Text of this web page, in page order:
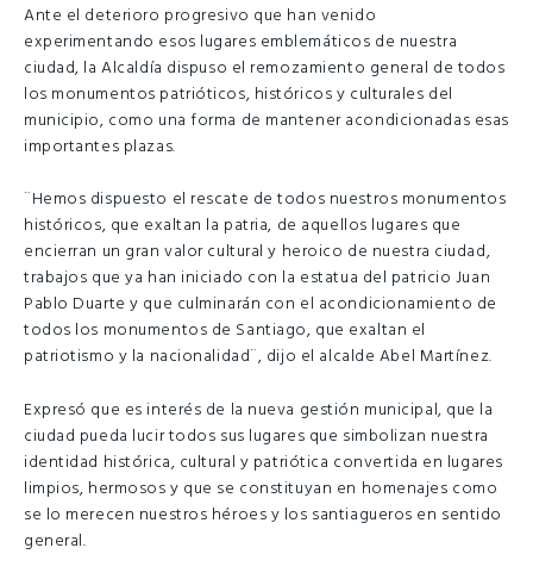
Ante el deterioro progresivo que han venido
experimentando esos lugares emblemáticos de nuestra
ciudad, la Alcaldía dispuso el remozamiento general de todos
los monumentos patrióticos, históricos y culturales del
municipio, como una forma de mantener acondicionadas esas
importantes plazas.
¨Hemos dispuesto el rescate de todos nuestros monumentos
históricos, que exaltan la patria, de aquellos lugares que
encierran un gran valor cultural y heroico de nuestra ciudad,
trabajos que ya han iniciado con la estatua del patricio Juan
Pablo Duarte y que culminarán con el acondicionamiento de
todos los monumentos de Santiago, que exaltan el
patriotismo y la nacionalidad¨, dijo el alcalde Abel Martínez.
Expresó que es interés de la nueva gestión municipal, que la
ciudad pueda lucir todos sus lugares que simbolizan nuestra
identidad histórica, cultural y patriótica convertida en lugares
limpios, hermosos y que se constituyan en homenajes como
se lo merecen nuestros héroes y los santiagueros en sentido
general.